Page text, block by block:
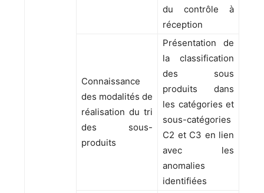
du contrôle à
réception
Connaissance
des modalités de
réalisation du tri
des sous-
produits
Présentation de
la classification
des sous
produits dans
les catégories et
sous-catégories
C2 et C3 en lien
avec les
anomalies
identifiées